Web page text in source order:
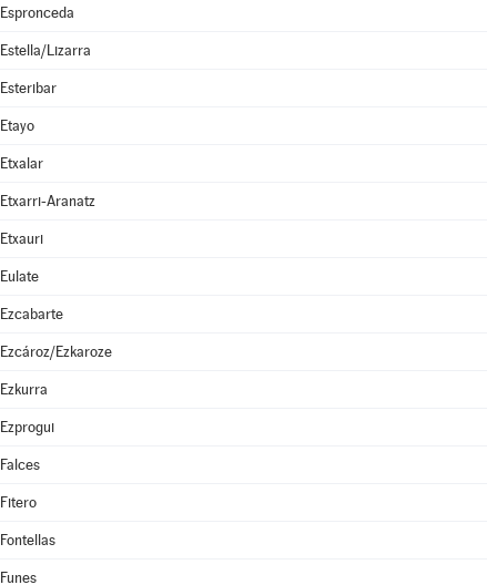
Espronceda
Estella/Lizarra
Esteribar
Etayo
Etxalar
Etxarri-Aranatz
Etxauri
Eulate
Ezcabarte
Ezcároz/Ezkaroze
Ezkurra
Ezprogui
Falces
Fitero
Fontellas
Funes